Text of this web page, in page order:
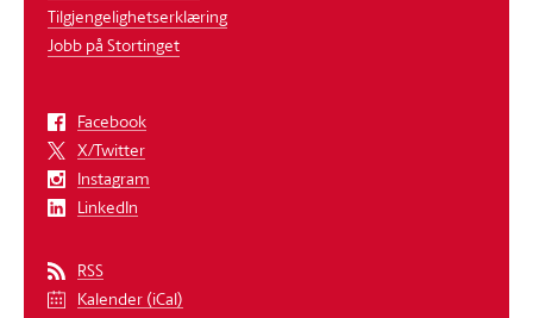
Tilgjengelighetserklæring
Jobb på Stortinget
Facebook
X/Twitter
Instagram
LinkedIn
RSS
Kalender (iCal)